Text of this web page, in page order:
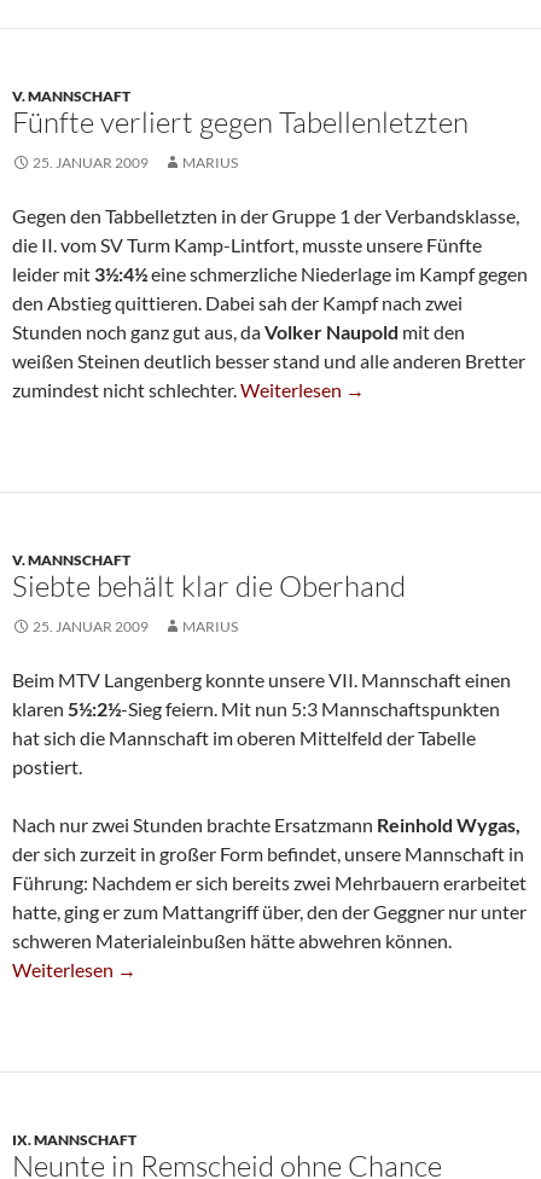
V. MANNSCHAFT
Fünfte verliert gegen Tabellenletzten
25. JANUAR 2009 MARIUS
Gegen den Tabbelletzten in der Gruppe 1 der Verbandsklasse,
die II. vom SV Turm Kamp-Lintfort, musste unsere Fünfte
leider mit 3½:4½eine schmerzliche Niederlage im Kampf gegen
den Abstieg quittieren. Dabei sah der Kampf nach zwei
Stunden noch ganz gut aus, daVolker Naupold mit den
weißen Steinen deutlich besser stand und alle anderen Bretter
zumindest nicht schlechter.Fünfte Verliert Gegen
Weiterlesen →
V. MANNSCHAFT
Siebte behält klar die Oberhand
25. JANUAR 2009 MARIUS
Beim MTV Langenberg konnte unsere VII. Mannschaft einen
klaren 5½:2½-Sieg feiern. Mit nun 5:3 Mannschaftspunkten
hat sich die Mannschaft im oberen Mittelfeld der Tabelle
postiert.
Nach nur zwei Stunden brachte Ersatzmann Reinhold Wygas,
der sich zurzeit in großer Form befindet, unsere Mannschaft in
Führung: Nachdem er sich bereits zwei Mehrbauern erarbeitet
hatte, ging er zum Mattangriff über, den der Geggner nur unter
schweren Materialeinbußen hätte abwehren können.
Siebte Behält Klar Die Oberhand
Weiterlesen →
IX. MANNSCHAFT
Neunte in Remscheid ohne Chance